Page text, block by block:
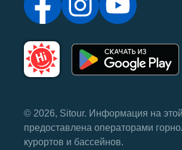
© 2026, Sitour. Информация на
предоставлена ​​операторами
курортов и бассейнов.